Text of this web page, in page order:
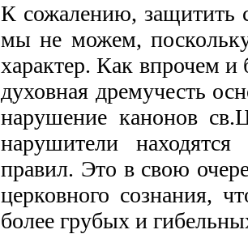
К сожалению, защитить
мы не можем,
характер. Как впрочем и
духовная дремучесть
нарушение канонов
нарушители
правил. Это в свою
церковного сознания,
более грубых и